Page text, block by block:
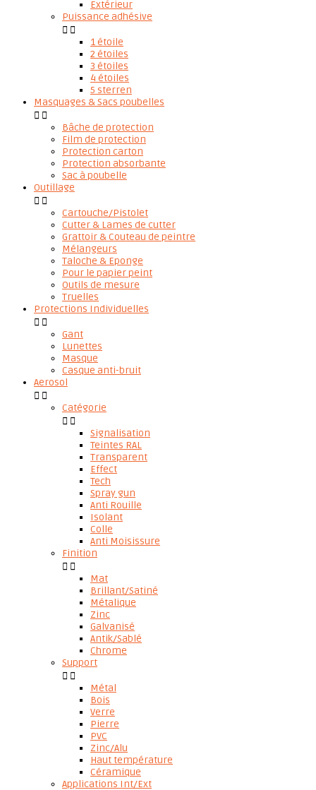
Extérieur
Puissance adhésive
 
1 étoile
2 étoiles
3 étoiles
4 étoiles
5 sterren
Masquages & Sacs poubelles
 
Bâche de protection
Film de protection
Protection carton
Protection absorbante
Sac à poubelle
Outillage
 
Cartouche/Pistolet
Cutter & Lames de cutter
Grattoir & Couteau de peintre
Mélangeurs
Taloche & Eponge
Pour le papier peint
Outils de mesure
Truelles
Protections Individuelles
 
Gant
Lunettes
Masque
Casque anti-bruit
Aerosol
 
Catégorie
 
Signalisation
Teintes RAL
Transparent
Effect
Tech
Spray gun
Anti Rouille
Isolant
Colle
Anti Moisissure
Finition
 
Mat
Brillant/Satiné
Métalique
Zinc
Galvanisé
Antik/Sablé
Chrome
Support
 
Métal
Bois
Verre
Pierre
PVC
Zinc/Alu
Haut température
Céramique
Applications Int/Ext